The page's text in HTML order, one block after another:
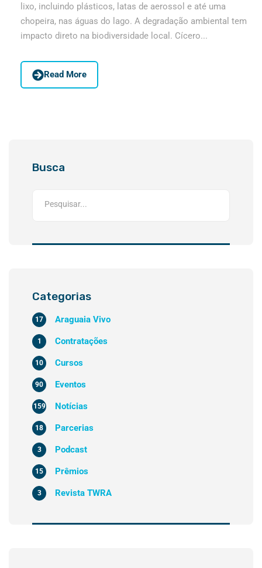
lixo, incluindo plásticos, latas de aerossol e até uma
chopeira, nas águas do lago. A degradação ambiental tem
impacto direto na biodiversidade local. Cícero...
Read More
Busca
Categorias
Araguaia Vivo
17
Contratações
1
Cursos
10
Eventos
90
Notícias
159
Parcerias
18
Podcast
3
Prêmios
15
Revista TWRA
3